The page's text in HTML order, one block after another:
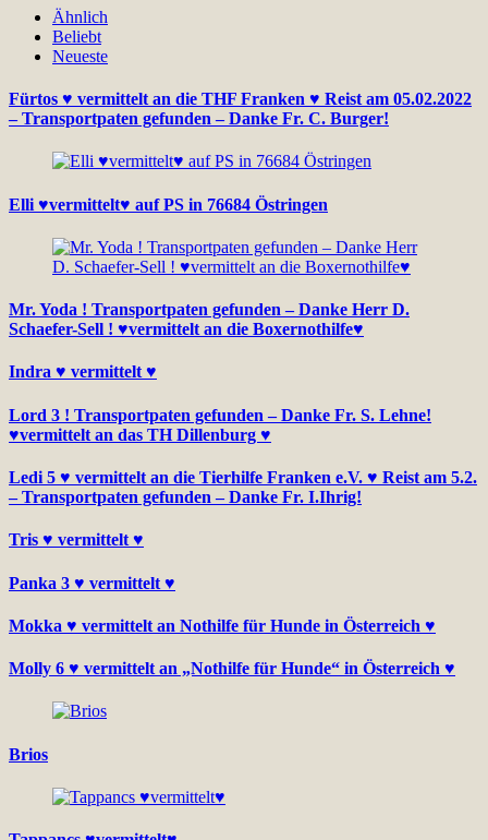
Ähnlich
Beliebt
Neueste
Fürtos ♥ vermittelt an die THF Franken ♥ Reist am 05.02.2022
– Transportpaten gefunden – Danke Fr. C. Burger!
Elli ♥vermittelt♥ auf PS in 76684 Östringen
Mr. Yoda ! Transportpaten gefunden – Danke Herr D.
Schaefer-Sell ! ♥vermittelt an die Boxernothilfe♥
Indra ♥ vermittelt ♥
Lord 3 ! Transportpaten gefunden – Danke Fr. S. Lehne!
♥vermittelt an das TH Dillenburg ♥
Ledi 5 ♥ vermittelt an die Tierhilfe Franken e.V. ♥ Reist am 5.2.
– Transportpaten gefunden – Danke Fr. I.Ihrig!
Tris ♥ vermittelt ♥
Panka 3 ♥ vermittelt ♥
Mokka ♥ vermittelt an Nothilfe für Hunde in Österreich ♥
Molly 6 ♥ vermittelt an „Nothilfe für Hunde“ in Österreich ♥
Brios